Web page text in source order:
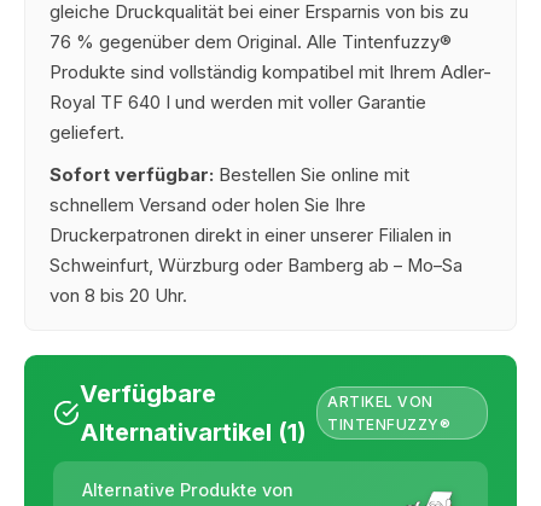
gleiche Druckqualität bei einer Ersparnis von bis zu
76 % gegenüber dem Original. Alle Tintenfuzzy®
Produkte sind vollständig kompatibel mit Ihrem Adler-
Royal TF 640 I und werden mit voller Garantie
geliefert.
Sofort verfügbar: Bestellen Sie online mit
schnellem Versand oder holen Sie Ihre
Druckerpatronen direkt in einer unserer Filialen in
Schweinfurt, Würzburg oder Bamberg ab – Mo–Sa
von 8 bis 20 Uhr.
Verfügbare
Alternativartikel (1)
ARTIKEL VON
TINTENFUZZY®
Alternative Produkte von